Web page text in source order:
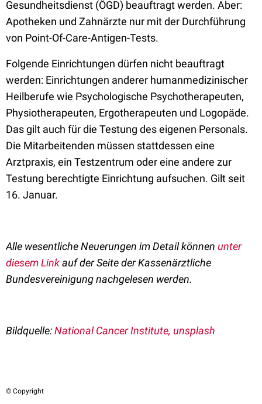
Gesundheitsdienst (ÖGD) beauf­tra­gt werden. Aber:
Apotheken und Zahnärzte nur mit der Durchführung
von Point-Of-Care-Antigen-Tests.
Folgende Einrichtungen dürfen nicht beauftragt
werden: Einrichtungen anderer human­medizinischer
Heilberufe wie Psychologische Psychotherapeuten,
Physio­therapeuten, Ergothera­peuten und Logopäde.
Das gilt auch für die Testung des eigenen Personals.
Die Mitarbeitenden müssen stattdessen eine
Arztpraxis, ein Testzentrum oder eine andere zur
Testung berech­tigte Einrichtung aufsuchen. Gilt seit
16. Januar.
Alle wesentliche Neuerungen im Detail können unter
diesem Linkauf der Seite der Kassenärztliche
Bundesverei­nigung nachgelesen werden.
Bildquelle:National Cancer Institute, unsplash
© Copyright